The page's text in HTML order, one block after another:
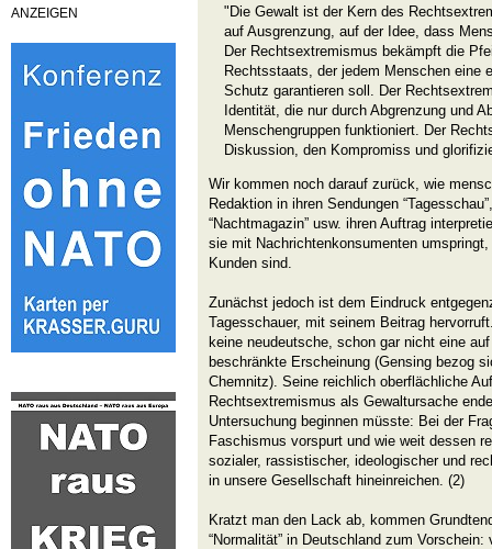
ANZEIGEN
"Die Gewalt ist der Kern des
auf Ausgrenzung, auf der Idee, dass
Der Rechtsextremismus bekämpft die
Rechtsstaats, der jedem Menschen eine
Schutz garantieren soll. Der
Identität, die nur durch Abgrenzung und
Menschengruppen funktioniert. Der
Diskussion, den Kompromiss und
Wir kommen noch darauf zurück, wie
Redaktion in ihren Sendungen
“Nachtmagazin” usw. ihren Auftrag
sie mit Nachrichtenkonsumenten
Kunden sind.
Zunächst jedoch ist dem Eindruck
Tagesschauer, mit seinem Beitrag
keine neudeutsche, schon gar nicht eine
beschränkte Erscheinung (Gensing bezog
Chemnitz). Seine reichlich oberflächliche
Rechtsextremismus als Gewaltursache
Untersuchung beginnen müsste: Bei der
Faschismus vorspurt und wie weit dessen
sozialer, rassistischer, ideologischer und
in unsere Gesellschaft hineinreichen. (2)
Kratzt man den Lack ab, kommen
“Normalität” in Deutschland zum